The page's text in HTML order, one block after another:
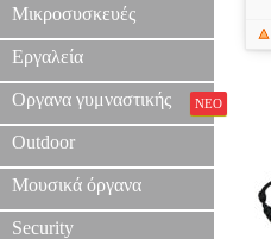
Μικροσυσκευές
Εργαλεία
Οργανα γυμναστικής ΝΕΟ
Outdoor
Μουσικά όργανα
Security